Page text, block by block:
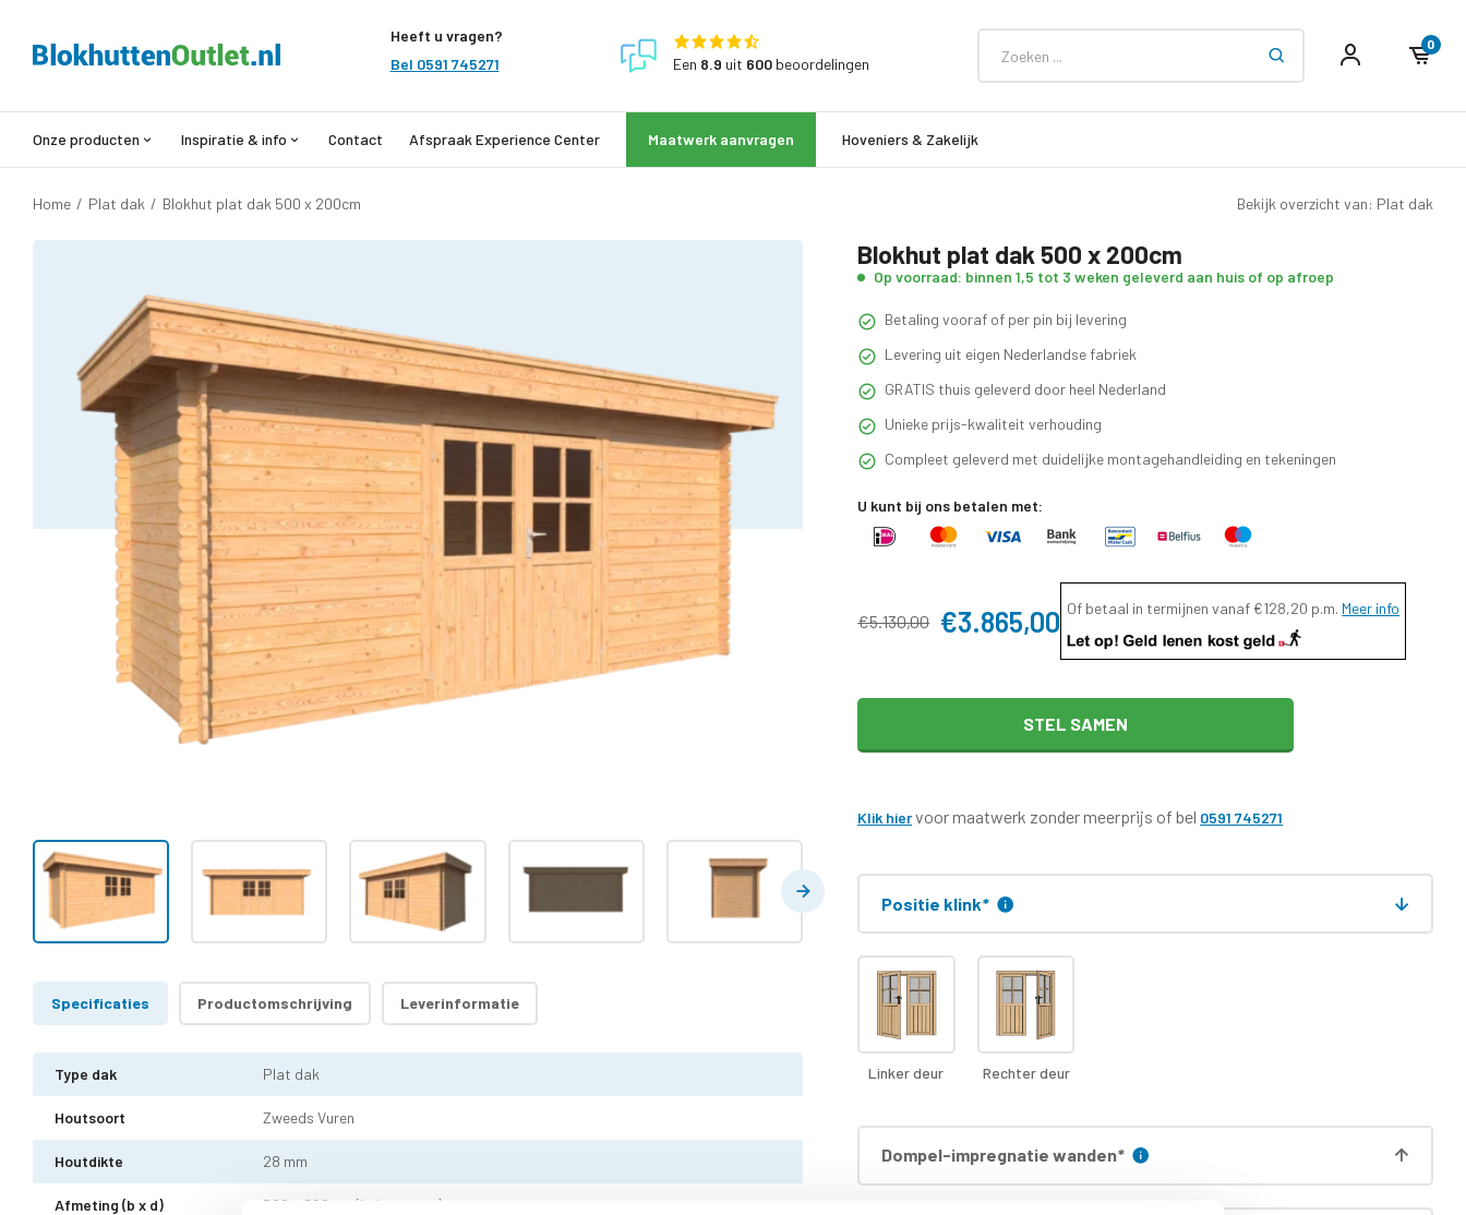
Heeft u vragen?
Bel 0591 745271
Een 8.9 uit 600beoordelingen
0
Onze producten Inspiratie & info Contact Afspraak Experience Center Maatwerk aanvragen Hoveniers & Zakelijk
Home / Plat dak / Blokhut plat dak 500 x 200cm Bekijk overzicht van: Plat dak
Specificaties Productomschrijving Leverinformatie
Type dak Plat dak
Houtsoort Zweeds Vuren
Houtdikte 28 mm
Afmeting (b x d) 500 x 200 cm (buitenmaat)
Blokhut plat dak 500 x 200cm
Op voorraad: binnen 1,5 tot 3 weken geleverd aan huis of op afroep
Betaling vooraf of per pin bij levering
Levering uit eigen Nederlandse fabriek
GRATIS thuis geleverd door heel Nederland
Unieke prijs-kwaliteit verhouding
Compleet geleverd met duidelijke montagehandleiding en tekeningen
U kunt bij ons betalen met:
€5.130,00 €3.865,00 Of betaal in termijnen vanaf €128,20 p.m. Meer info
STEL SAMEN
Klik hiervoor maatwerk zonder meerprijs of bel 0591 745271
Positie klink*
Linker deur Rechter deur
Dompel-impregnatie wanden*